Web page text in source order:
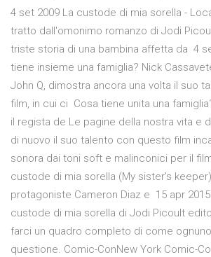
4 set 2009 La custode di mia sorella -
tratto dall'omonimo romanzo di Jodi
triste storia di una bambina affetta da 4
tiene insieme una famiglia? Nick
John Q, dimostra ancora una volta il suo
film, in cui ci Cosa tiene unita una
il regista de Le pagine della nostra vita e
di nuovo il suo talento con questo film
sonora dai toni soft e malinconici per il
custode di mia sorella (My sister's
protagoniste Cameron Diaz e 15 apr
custode di mia sorella di Jodi Picoult
farci un quadro completo di come
questione. Comic-ConNew York Comic-